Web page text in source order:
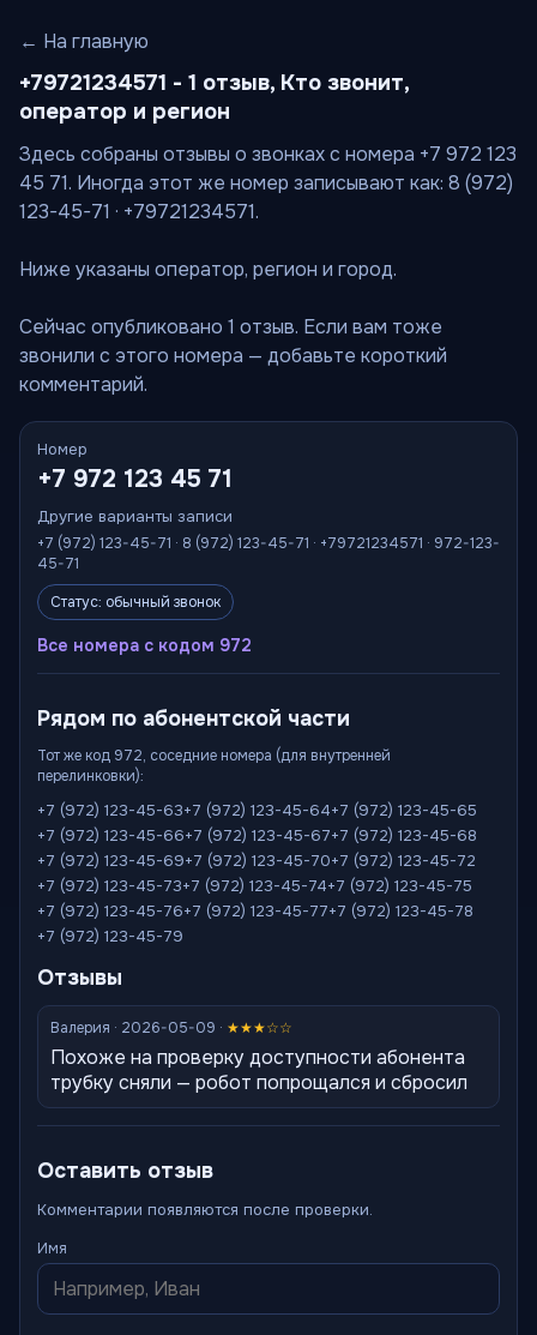
← На главную
+79721234571 - 1 отзыв, Кто звонит,
оператор и регион
Здесь собраны отзывы о звонках с номера +7 972 123
45 71. Иногда этот же номер записывают как: 8 (972)
123-45-71 · +79721234571.
Ниже указаны оператор, регион и город.
Сейчас опубликовано 1 отзыв. Если вам тоже
звонили с этого номера — добавьте короткий
комментарий.
Номер
+7 972 123 45 71
Другие варианты записи
+7 (972) 123-45-71 · 8 (972) 123-45-71 · +79721234571 · 972-123-
45-71
Статус: обычный звонок
Все номера с кодом 972
Рядом по абонентской части
Тот же код 972, соседние номера (для внутренней
перелинковки):
+7 (972) 123-45-63+7 (972) 123-45-64+7 (972) 123-45-65
+7 (972) 123-45-66+7 (972) 123-45-67+7 (972) 123-45-68
+7 (972) 123-45-69+7 (972) 123-45-70+7 (972) 123-45-72
+7 (972) 123-45-73+7 (972) 123-45-74+7 (972) 123-45-75
+7 (972) 123-45-76+7 (972) 123-45-77+7 (972) 123-45-78
+7 (972) 123-45-79
Отзывы
Валерия · 2026-05-09 · ★★★☆☆
Похоже на проверку доступности абонента
трубку сняли — робот попрощался и сбросил
Оставить отзыв
Комментарии появляются после проверки.
Имя